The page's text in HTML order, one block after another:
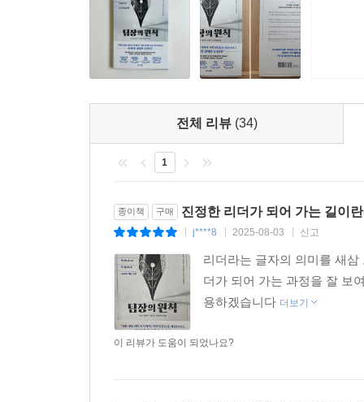
잠재력과 열정, 폭발적인 시너지를 어떻게 끌어
싶다면, 팀을 넘어 더 큰 조직을 이끌고 싶다면
팀장들에게 『팀장의 원칙』은 어떤 시대, 어떤
전체 리뷰 (34)
1
종이책 구매 진정한 리더가 되어 가는 길이란
j****8 2025-08-03 신고
리더라는 글자의 의미를 새
더가 되어 가는 과정을 잘 보
용하겠습니다 더보기
이 리뷰가 도움이 되었나요?